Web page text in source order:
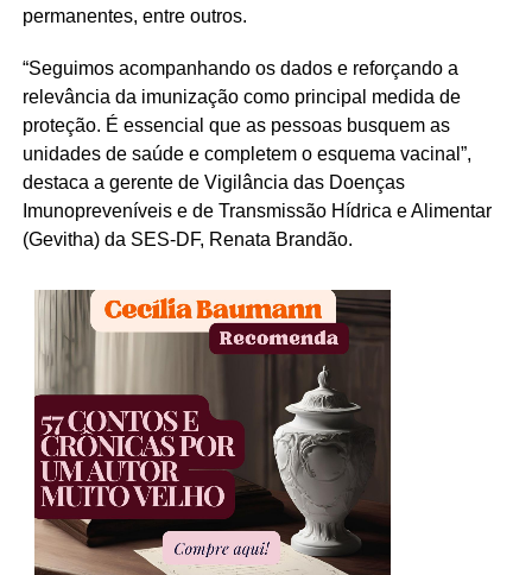
permanentes, entre outros.
“Seguimos acompanhando os dados e reforçando a
relevância da imunização como principal medida de
proteção. É essencial que as pessoas busquem as
unidades de saúde e completem o esquema vacinal”,
destaca a gerente de Vigilância das Doenças
Imunopreveníveis e de Transmissão Hídrica e Alimentar
(Gevitha) da SES-DF, Renata Brandão.